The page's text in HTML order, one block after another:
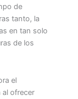
de
tanto, la
en tan solo
de los
el
al ofrecer